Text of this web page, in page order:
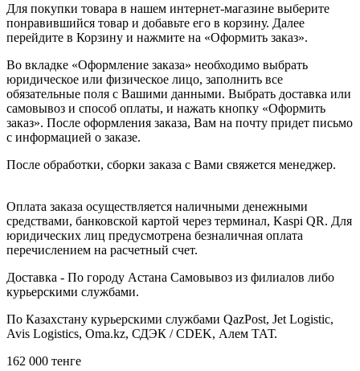
Для покупки товара в нашем интернет-магазине выберите
понравившийся товар и добавьте его в корзину. Далее
перейдите в Корзину и нажмите на «Оформить заказ».
Во вкладке «Оформление заказа» необходимо выбрать
юридическое или физическое лицо, заполнить все
обязательные поля с Вашими данными. Выбрать доставка или
самовывоз и способ оплаты, и нажать кнопку «Оформить
заказ». После оформления заказа, Вам на почту придет письмо
с информацией о заказе.
После обработки, сборки заказа с Вами свяжется менеджер.
Оплата заказа осуществляется наличными денежными
средствами, банковской картой через терминал, Kaspi QR. Для
юридических лиц предусмотрена безналичная оплата
перечислением на расчетный счет.
Доставка - По городу Астана Самовывоз из филиалов либо
курьерскими службами.
По Казахстану курьерскими службами QazPost, Jet Logistic,
Avis Logistics, Oma.kz, СДЭК / CDEK, Алем ТАТ.
162 000 тенге